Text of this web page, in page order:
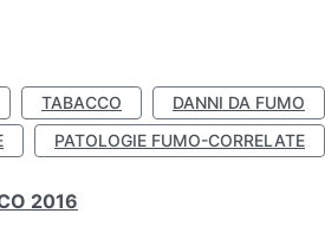
TABACCO DANNI DA FUMO
PATOLOGIE FUMO-CORRELATE
2016